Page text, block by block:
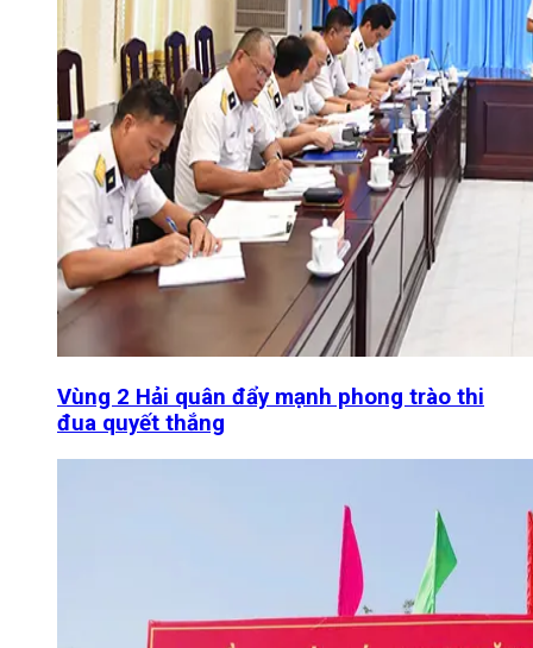
Vùng 2 Hải quân đẩy mạnh phong trào thi
đua quyết thắng